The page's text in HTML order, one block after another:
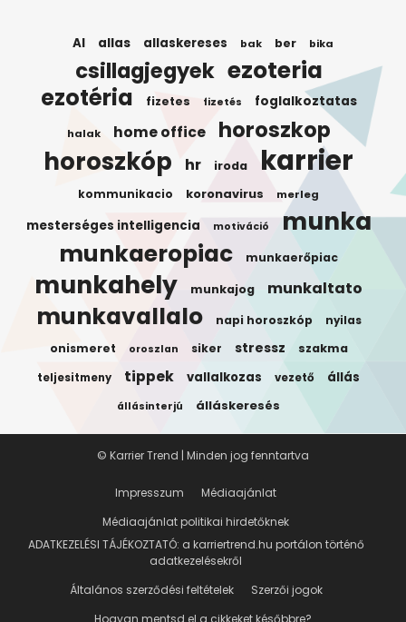
AI allas allaskereses bak ber bika
csillagjegyek ezoteria
ezotéria fizetes fizetés foglalkoztatas
halak home office horoszkop
horoszkóp hr iroda karrier
kommunikacio koronavirus merleg
mesterséges intelligencia motiváció munka
munkaeropiac munkaerőpiac
munkahely munkajog munkaltato
munkavallalo napi horoszkóp nyilas
onismeret oroszlan siker stressz szakma
teljesitmeny tippek vallalkozas vezető állás
állásinterjú álláskeresés
Impresszum
Médiaajánlat
Médiaajánlat politikai hirdetőknek
ADATKEZELÉSI TÁJÉKOZTATÓ: a karriertrend.hu portálon történő
adatkezelésekről
Általános szerződési feltételek
Szerzői jogok
Hogyan mentsd el a cikkeket későbbre?
© Karrier Trend | Minden jog fenntartva